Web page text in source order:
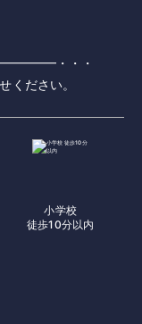
━━━━━・・・
ください。
小学校
徒歩10分以内